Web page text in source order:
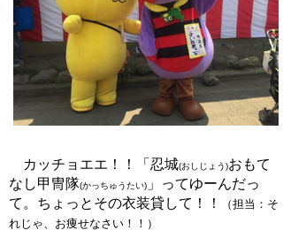
カッチョエエ！！「忍城(おしじょう)おもて
なし甲冑隊(かっちゅうたい) 」ってゆーんだっ
て。ちょっとその衣装貸して！！
（担当：そ
れじゃ、お痩せなさい！！）